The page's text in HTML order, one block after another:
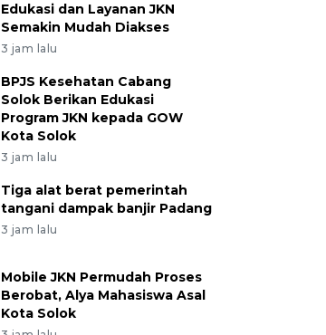
Edukasi dan Layanan JKN
Semakin Mudah Diakses
3 jam lalu
BPJS Kesehatan Cabang
Solok Berikan Edukasi
Program JKN kepada GOW
Kota Solok
3 jam lalu
Tiga alat berat pemerintah
tangani dampak banjir Padang
3 jam lalu
Mobile JKN Permudah Proses
Berobat, Alya Mahasiswa Asal
Kota Solok